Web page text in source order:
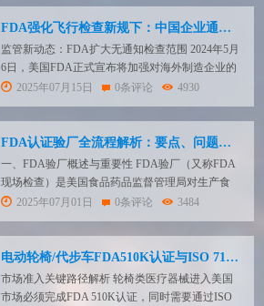
怕，因为企业的产品在美国出现过一起不良事件，
而且这个不良事件是产品的设计缺陷引起的。
FDASUNGO咨询师进入现场之后...
FDA强化飞行检查新规下：中国企业通过美国FDA验厂应对指南
监管新动态：FDA扩大无通知检查范围 2024年5月
6日，美国FDA正式宣布将加强对海外制造企业的
无通知飞行检查（Unannounced Inspections）。这
一政策变化意味着中国出口企业面临更严峻的监管
环境。无论是食品、药品还是医疗器械领域，FDA
验厂（CGMP/QSR820）始终是进入美国市场的核
心门槛。 关...
2025年07月15日 0条评论 4930
FDA认证验厂全流程解析：要点、问题与应对策略
一、FDA验厂概述与重要性 FDA验厂（又称FDA
现场检查）是美国食品药品监督管理局对生产食
品、药品、医疗器械、化妆品等产品的境外工厂进
行的合规性审核。这一机制是美国政府确保进口产
品安全有效的关键防线，直接影响企业产品能否进
入美国市场。 验厂的核心价值 市场准入通行证：
通过FDA验厂是产品进入美国市场的法定前提 ...
2025年07月01日 0条评论 3484
电动轮椅/代步车FDA510K认证与ISO 7176检测全流程解析
市场准入关键路径解析 轮椅类医疗器械进入美国
市场必须完成FDA 510K认证，同时需要通过ISO